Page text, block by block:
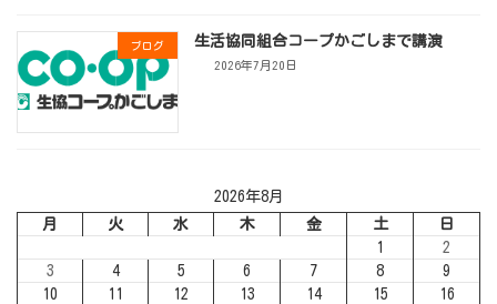
ブログ 生活協同組合コープかごしまで講演
2026年7月20日
2026年8月
月
火 水 木 金 土
日
1
2
3
4 5 6 7 8
9
10
11 12 13 14 15
16